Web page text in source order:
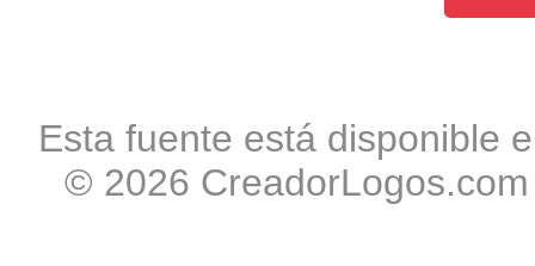
Esta fuente está disponible
© 2026